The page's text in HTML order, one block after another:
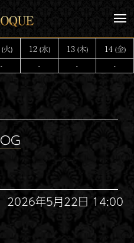
メ
ュ
ー
(火) 12 (水) 13 (木) 14 (金)
- - - -
2026年5月22日 14:00